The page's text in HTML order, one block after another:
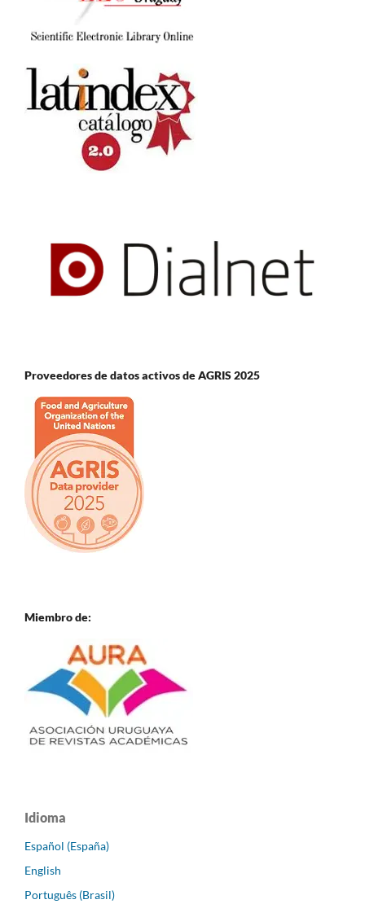
Proveedores de datos activos de AGRIS 2025
Miembro de:
Idioma
Español (España)
English
Português (Brasil)